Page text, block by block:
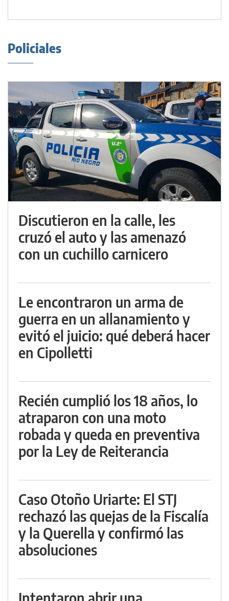
Policiales
Discutieron en la calle, les
cruzó el auto y las amenazó
con un cuchillo carnicero
Le encontraron un arma de
guerra en un allanamiento y
evitó el juicio: qué deberá hacer
en Cipolletti
Recién cumplió los 18 años, lo
atraparon con una moto
robada y queda en preventiva
por la Ley de Reiterancia
Caso Otoño Uriarte: El STJ
rechazó las quejas de la Fiscalía
y la Querella y confirmó las
absoluciones